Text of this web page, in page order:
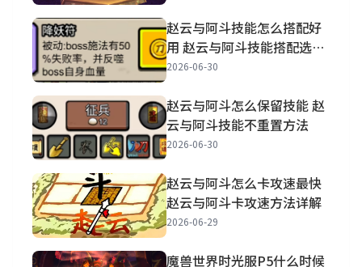
赵云与阿斗技能怎么搭配好
用 赵云与阿斗技能搭配选择
推荐
2026-06-30
赵云与阿斗怎么保留技能 赵
云与阿斗技能不重置方法
2026-06-30
赵云与阿斗怎么卡攻速最快
赵云与阿斗卡攻速方法详解
2026-06-29
魔兽世界时光服P5什么时候